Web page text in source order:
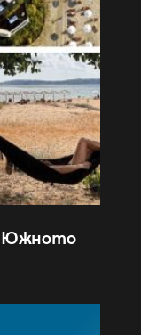
Южното